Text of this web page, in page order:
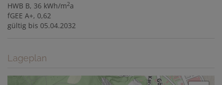
HWB B, 36 kWh/m2a
fGEE A+, 0,62
gültig bis 05.04.2032
Lageplan